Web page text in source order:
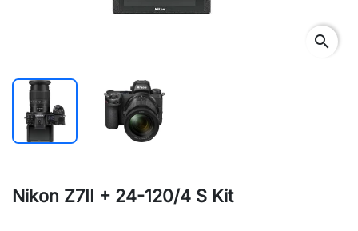
search
Nikon Z7II + 24-120/4 S Kit